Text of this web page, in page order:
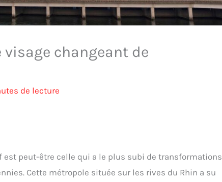
changeant de
de lecture
est peut-être celle qui a le plus subi de transformations
Cette métropole située sur les rives du Rhin a su